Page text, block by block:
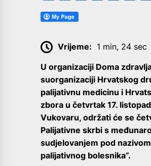
Vrijeme: 1 min, 24 sec
U organizaciji Doma
suorganizaciji Hrvatskog
palijativnu medicinu i
zbora u četvrtak 17.
Vukovaru, održati će se
Palijativne skrbi s
sudjelovanjem pod
palijativnog bolesnika”.